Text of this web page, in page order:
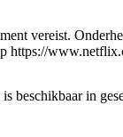
vereist.
https://
beschikbaar in